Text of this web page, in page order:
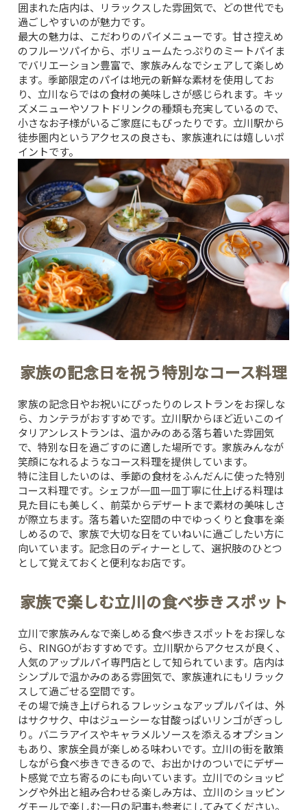
囲まれた店内は、リラックスした雰囲気で、どの世代でも
過ごしやすいのが魅力です。
最大の魅力は、こだわりのパイメニューです。甘さ控えめ
のフルーツパイから、ボリュームたっぷりのミートパイま
でバリエーション豊富で、家族みんなでシェアして楽しめ
ます。季節限定のパイは地元の新鮮な素材を使用してお
り、立川ならではの食材の美味しさが感じられます。キッ
ズメニューやソフトドリンクの種類も充実しているので、
小さなお子様がいるご家庭にもぴったりです。立川駅から
徒歩圏内というアクセスの良さも、家族連れには嬉しいポ
イントです。
家族の記念日を祝う特別なコース料理
家族の記念日やお祝いにぴったりのレストランをお探しな
ら、 カンテラがおすすめです。立川駅からほど近いこのイ
タリアンレストランは、温かみのある落ち着いた雰囲気
で、特別な日を過ごすのに適した場所です。家族みんなが
笑顔になれるようなコース料理を提供しています。
特に注目したいのは、季節の食材をふんだんに使った特別
コース料理です。シェフが一皿一皿丁寧に仕上げる料理は
見た目にも美しく、前菜からデザートまで素材の美味しさ
が際立ちます。落ち着いた空間の中でゆっくりと食事を楽
しめるので、家族で大切な日をていねいに過ごしたい方に
向いています。記念日のディナーとして、選択肢のひとつ
として覚えておくと便利なお店です。
家族で楽しむ立川の食べ歩きスポット
立川で家族みんなで楽しめる食べ歩きスポットをお探しな
ら、 RINGOがおすすめです。立川駅からアクセスが良く、
人気のアップルパイ専門店として知られています。店内は
シンプルで温かみのある雰囲気で、家族連れにもリラック
スして過ごせる空間です。
その場で焼き上げられるフレッシュなアップルパイは、外
はサクサク、中はジューシーな甘酸っぱいリンゴがぎっし
り。バニラアイスやキャラメルソースを添えるオプション
もあり、家族全員が楽しめる味わいです。立川の街を散策
しながら食べ歩きできるので、お出かけのついでにデザー
ト感覚で立ち寄るのにも向いています。立川でのショッピ
ングや外出と組み合わせる楽しみ方は、 立川のショッピン
グモールで楽しむ一日の記事も参考にしてみてください。